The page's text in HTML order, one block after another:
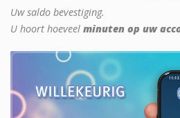
Uw saldo bevestiging.
U hoort hoeveel minuten op uw